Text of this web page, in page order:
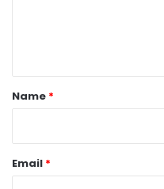
*
Name *
Email *